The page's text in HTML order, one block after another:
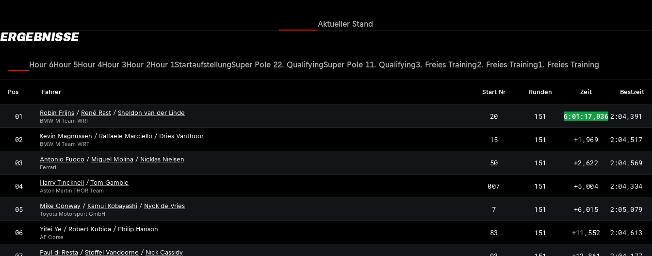
Aktueller Stand
ERGEBNISSE
Hour 6Hour 5Hour 4Hour 3Hour 2Hour 1StartaufstellungSuper Pole 22. QualifyingSuper Pole 11. Qualifying3. Freies Training2. Freies Training1. Freies Training
Pos Fahrer Start Nr Runden Zeit Bestzeit
01 Robin Frijns / René Rast / Sheldon van der Linde
BMW M Team WRT 20 151 6:01:17,036 2:04,391
02 Kevin Magnussen / Raffaele Marciello / Dries Vanthoor
BMW M Team WRT 15 151 +1,969 2:04,517
03 Antonio Fuoco / Miguel Molina / Nicklas Nielsen
Ferrari 50 151 +2,622 2:04,569
04 Harry Tincknell / Tom Gamble
Aston Martin THOR Team 007 151 +5,004 2:04,334
05 Mike Conway / Kamui Kobayashi / Nyck de Vries
Toyota Motorsport GmbH 7 151 +6,015 2:05,079
06 Yifei Ye / Robert Kubica / Philip Hanson
AF Corse 83 151 +11,552 2:04,613
Paul di Resta / Stoffel Vandoorne / Nick Cassidy